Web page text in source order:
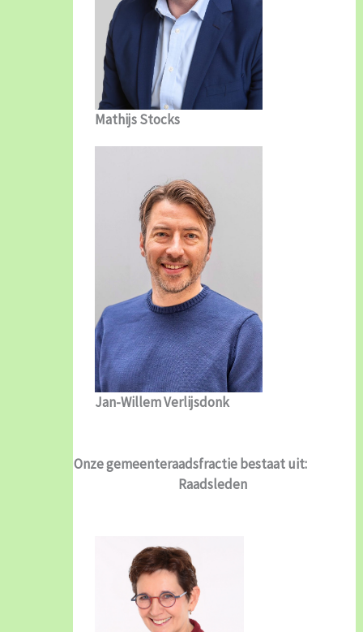
Mathijs Stocks
Jan-Willem Verlijsdonk
Onze gemeenteraadsfractie bestaat uit:
Raadsleden